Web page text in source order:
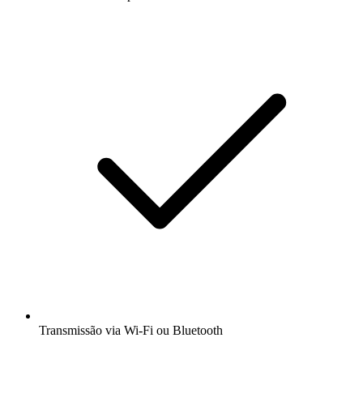
Transmissão via Wi-Fi ou Bluetooth